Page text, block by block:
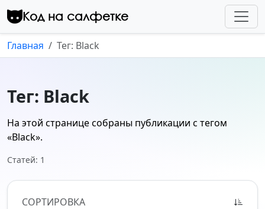
Перейти к контенту
Код на салфетке
Главная Тег: Black
Тег: Black
На этой странице собраны публикации с тегом
«Black».
Статей: 1
СОРТИРОВКА